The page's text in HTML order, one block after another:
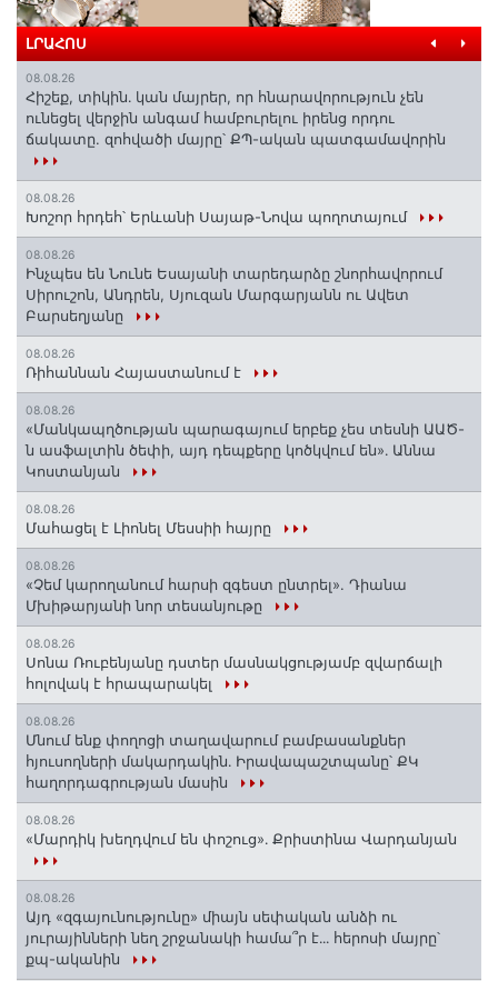
ԼՐԱՀՈՍ
08.08.26
Հիշեք, տիկին․ կան մայրեր, որ հնարավորություն չեն
ունեցել վերջին անգամ համբուրելու իրենց որդու
ճակատը. զոհվածի մայրը՝ ՔՊ-ական պատգամավորին
08.08.26
Խոշոր հրդեհ՝ Երևանի Սայաթ-Նովա պողոտայում
08.08.26
Ինչպես են Նունե Եսայանի տարեդարձը շնորհավորում
Սիրուշոն, Անդրեն, Սյուզան Մարգարյանն ու Ավետ
Բարսեղյանը
08.08.26
Ռիհաննան Հայաստանում է
08.08.26
«Մանկապղծության պարագայում երբեք չես տեսնի ԱԱԾ-
ն ասֆալտին ծեփի, այդ դեպքերը կոծկվում են»․ Աննա
Կոստանյան
08.08.26
Մահացել է Լիոնել Մեսսիի հայրը
08.08.26
«Չեմ կարողանում հարսի զգեստ ընտրել». Դիանա
Մխիթարյանի նոր տեսանյութը
08.08.26
Սոնա Ռուբենյանը դստեր մասնակցությամբ զվարճալի
հոլովակ է հրապարակել
08.08.26
Մնում ենք փողոցի տաղավարում բամբասանքներ
հյուսողների մակարդակին․ Իրավապաշտպանը՝ ՔԿ
հաղորդագրության մասին
08.08.26
«Մարդիկ խեղդվում են փոշուց»․ Քրիստինա Վարդանյան
08.08.26
Այդ «զգայունությունը» միայն սեփական անձի ու
յուրայինների նեղ շրջանակի համա՞ր է․․․ հերոսի մայրը՝
քպ-ականին